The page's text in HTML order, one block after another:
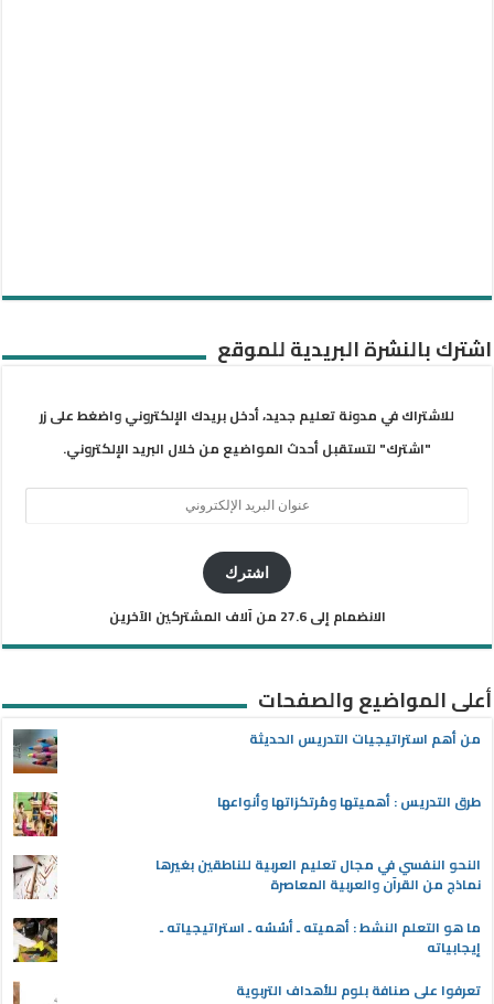
اشترك بالنشرة البريدية للموقع
للاشتراك في مدونة تعليم جديد، أدخل بريدك الإلكتروني واضغط على زر
"اشترك" لتستقبل أحدث المواضيع من خلال البريد الإلكتروني.
اشترك
الانضمام إلى 27.6 من آلاف المشتركين الآخرين
أعلى المواضيع والصفحات
من أهم استراتيجيات التدريس الحديثة
طرق التدريس : أهميتها ومُرتكزاتها وأنواعها
النحو النفسي في مجال تعليم العربية للناطقين بغيرها
نماذج من القرآن والعربية المعاصرة
ما هو التعلم النشط : أهميته ـ أسُسُه ـ استراتيجياته ـ
إيجابياته
تعرفوا على صنافة بلوم للأهداف التربوية